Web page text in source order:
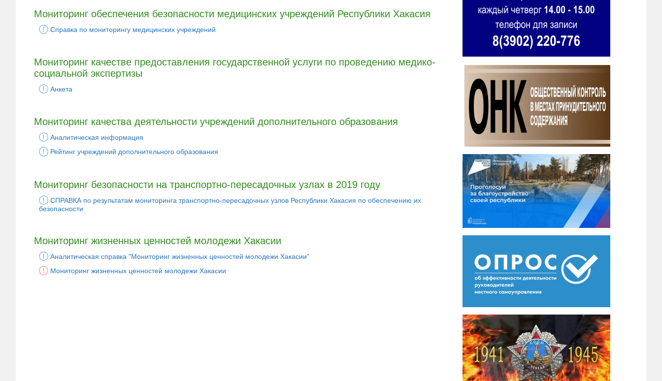
Мониторинг обеспечения безопасности медицинских учреждений Республики Хакасия
Cправка по мониторингу медицинских учреждений
Мониторинг качестве предоставления государственной услуги по проведению медико-
социальной экспертизы
Анкета
Мониторинг качества деятельности учреждений дополнительного образования
Аналитическая информация
Рейтинг учреждений дополнительного образования
Мониторинг безопасности на транспортно-пересадочных узлах в 2019 году
СПРАВКА по результатам мониторинга транспортно-пересадочных узлов Республики Хакасия по обеспечению их
безопасности
Мониторинг жизненных ценностей молодежи Хакасии
Аналитическая справка "Мониторинг жизненных ценностей молодежи Хакасии"
Мониторинг жизненных ценностей молодежи Хакасии